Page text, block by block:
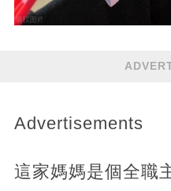
Advertisements
這家媽媽是個全職